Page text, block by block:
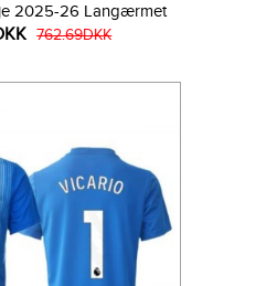
2025-26 Langærmet
762.69DKK